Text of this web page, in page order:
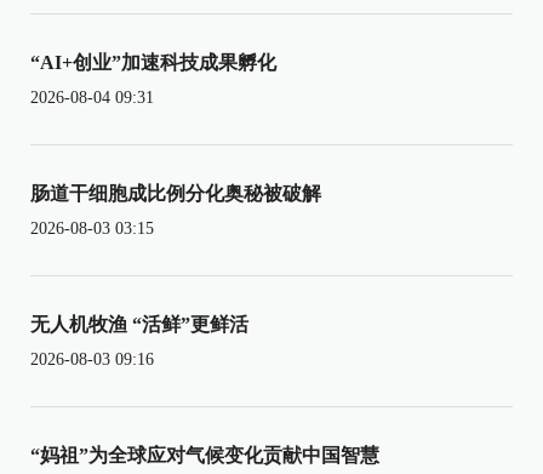
“AI+创业”加速科技成果孵化
2026-08-04 09:31
肠道干细胞成比例分化奥秘被破解
2026-08-03 03:15
无人机牧渔 “活鲜”更鲜活
2026-08-03 09:16
“妈祖”为全球应对气候变化贡献中国智慧